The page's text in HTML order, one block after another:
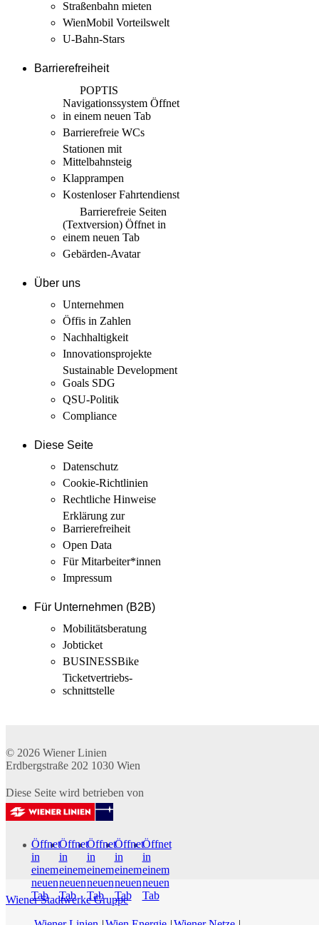
Straßenbahn mieten
WienMobil Vorteilswelt
U-Bahn-Stars
Barrierefreiheit
POPTIS
Navigationssystem Öffnet
in einem neuen Tab
Barrierefreie WCs
Stationen mit
Mittelbahnsteig
Klapprampen
Kostenloser Fahrtendienst
Barrierefreie Seiten
(Textversion) Öffnet in
einem neuen Tab
Gebärden-Avatar
Über uns
Unternehmen
Öffis in Zahlen
Nachhaltigkeit
Innovations­projekte
Sustainable Development
Goals SDG
QSU-Politik
Compliance
Diese Seite
Datenschutz
Cookie-Richtlinien
Rechtliche Hinweise
Erklärung zur
Barrierefreiheit
Open Data
Für Mitarbeiter­*innen
Impressum
Für Unternehmen (B2B)
Mobilitäts­beratung
Jobticket
BUSINESSBike
Ticketvertriebs­
schnittstelle
© 2026 Wiener Linien
Erdbergstraße 202 1030 Wien
Diese Seite wird betrieben von
Öffnet
in
einem
neuen
Tab
Öffnet
in
einem
neuen
Tab
Öffnet
in
einem
neuen
Tab
Öffnet
in
einem
neuen
Tab
Öffnet
in
einem
neuen
Tab
Wiener Stadtwerke Gruppe